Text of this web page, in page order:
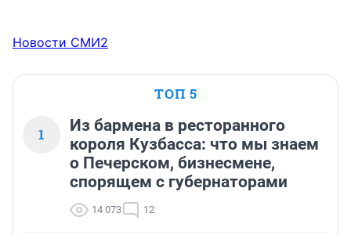
Новости СМИ2
ТОП 5
1
Из бармена в ресторанного
короля Кузбасса: что мы знаем
о Печерском, бизнесмене,
спорящем с губернаторами
14 073 12